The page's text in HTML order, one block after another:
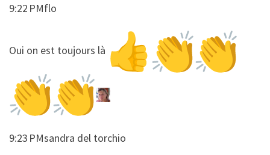
9:22 PMflo
​​Oui on est toujours là
9:23 PMsandra del torchio